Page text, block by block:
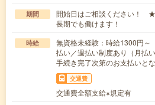
期間
開始日はご相談ください！
長期でも働けます！
時給
無資格未経験：時給1300円
払い／週払い制度あり（月払
手続き完了次第のお支払いとな
交通費
交通費全額支給※規定有